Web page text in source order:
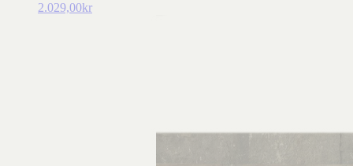
2.029,00kr